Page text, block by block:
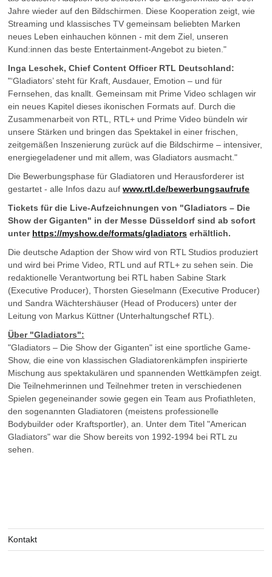
Jahre wieder auf den Bildschirmen. Diese Kooperation zeigt, wie
Streaming und klassisches TV gemeinsam beliebten Marken
neues Leben einhauchen können - mit dem Ziel, unseren
Kund:innen das beste Entertainment-Angebot zu bieten."
Inga Leschek, Chief Content Officer RTL Deutschland:
"‘Gladiators’ steht für Kraft, Ausdauer, Emotion – und für
Fernsehen, das knallt. Gemeinsam mit Prime Video schlagen wir
ein neues Kapitel dieses ikonischen Formats auf. Durch die
Zusammenarbeit von RTL, RTL+ und Prime Video bündeln wir
unsere Stärken und bringen das Spektakel in einer frischen,
zeitgemäßen Inszenierung zurück auf die Bildschirme – intensiver,
energiegeladener und mit allem, was Gladiators ausmacht."
Die Bewerbungsphase für Gladiatoren und Herausforderer ist
gestartet - alle Infos dazu auf www.rtl.de/bewerbungsaufrufe
Tickets für die Live-Aufzeichnungen von "Gladiators – Die
Show der Giganten" in der Messe Düsseldorf sind ab sofort
unter https://myshow.de/formats/gladiators erhältlich.
Die deutsche Adaption der Show wird von RTL Studios produziert
und wird bei Prime Video, RTL und auf RTL+ zu sehen sein. Die
redaktionelle Verantwortung bei RTL haben Sabine Stark
(Executive Producer), Thorsten Gieselmann (Executive Producer)
und Sandra Wächtershäuser (Head of Producers) unter der
Leitung von Markus Küttner (Unterhaltungschef RTL).
Über "Gladiators":
"Gladiators – Die Show der Giganten" ist eine sportliche Game-
Show, die eine von klassischen Gladiatorenkämpfen inspirierte
Mischung aus spektakulären und spannenden Wettkämpfen zeigt.
Die Teilnehmerinnen und Teilnehmer treten in verschiedenen
Spielen gegeneinander sowie gegen ein Team aus Profiathleten,
den sogenannten Gladiatoren (meistens professionelle
Bodybuilder oder Kraftsportler), an. Unter dem Titel "American
Gladiators" war die Show bereits von 1992-1994 bei RTL zu
sehen.
Kontakt